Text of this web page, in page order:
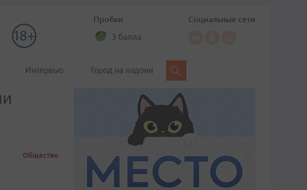
Пробки
3 балла
Социальные сети
Интервью Город на ладони
Общество